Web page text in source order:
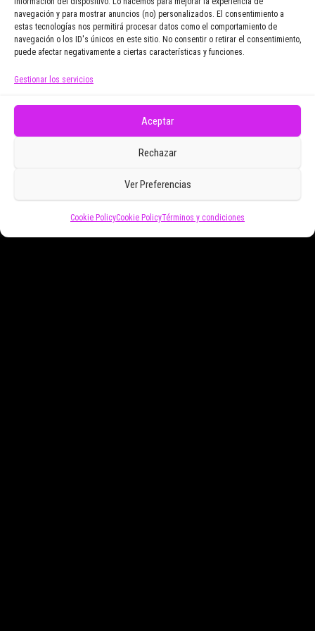
navegación y para mostrar anuncios (no) personalizados. El consentimiento a
estas tecnologías nos permitirá procesar datos como el comportamiento de
navegación o los ID's únicos en este sitio. No consentir o retirar el consentimiento,
puede afectar negativamente a ciertas características y funciones.
Gestionar los servicios
Aceptar
Rechazar
Ver Preferencias
Cookie PolicyCookie PolicyTérminos y condiciones
Email Address
electrónicos promocionales de Zoomdestinos.es
Funciona gracias aWordPress |Tema:Envo Magazine